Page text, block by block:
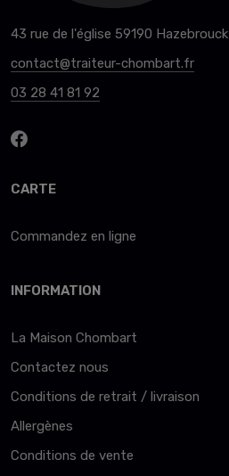
43 rue de l'église 59190 Hazebrouck
contact@traiteur-chombart.fr
03 28 41 81 92
CARTE
Commandez en ligne
INFORMATION
La Maison Chombart
Contactez nous
Conditions de retrait / livraison
Allergènes
Conditions de vente